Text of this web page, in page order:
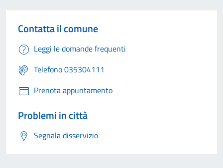
Contatta il comune
Leggi le domande frequenti
Telefono 035304111
Prenota appuntamento
Problemi in città
Segnala disservizio